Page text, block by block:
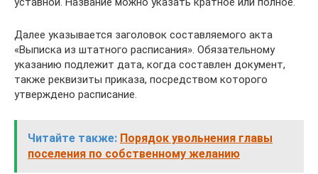
Далее указывается заголовок составляемого акта
«Выписка из штатного расписания». Обязательному
указанию подлежит дата, когда составлен документ,
также реквизиты приказа, посредством которого
утверждено расписание.
Читайте также: Порядок увольнения главы
поселения по собственному желанию